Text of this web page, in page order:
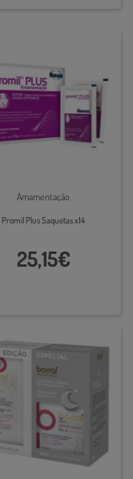
Amamentação
Promil Plus Saquetas x14
25,15€